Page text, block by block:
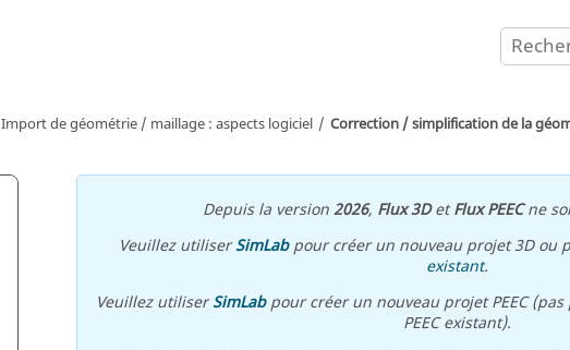
Import de géométrie / maillage : aspects logiciel Correction / simplification de la
Depuis la version2026, Flux 3DetFlux PEECne
Veuillez utiliserSimLabpour créer un nouveau projet 3D ou
existant.
Veuillez utiliserSimLabpour créer un nouveau projet PEEC
PEEC existant).